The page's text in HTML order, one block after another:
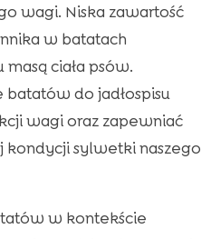
wagi. Niska zawartość
w batatach
ciała psów.
batatów do jadłospisu
wagi oraz zapewniać
sylwetki naszego
w kontekście